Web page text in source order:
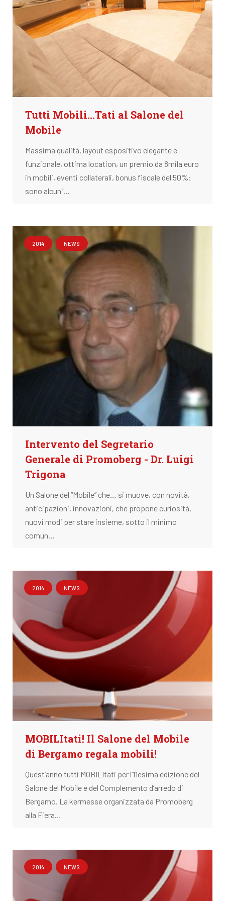
Tutti Mobili...Tati al Salone del
Mobile
Massima qualità, layout espositivo elegante e
funzionale, ottima location, un premio da 8mila euro
in mobili, eventi collaterali, bonus fiscale del 50%:
sono alcuni…
2014 NEWS
Intervento del Segretario
Generale di Promoberg - Dr. Luigi
Trigona
Un Salone del “Mobile” che… si muove, con novità,
anticipazioni, innovazioni, che propone curiosità,
nuovi modi per stare insieme, sotto il minimo
comun…
2014 NEWS
MOBILItati! Il Salone del Mobile
di Bergamo regala mobili!
Quest’anno tutti MOBILItati per l’11esima edizione del
Salone del Mobile e del Complemento d’arredo di
Bergamo. La kermesse organizzata da Promoberg
alla Fiera…
2014 NEWS